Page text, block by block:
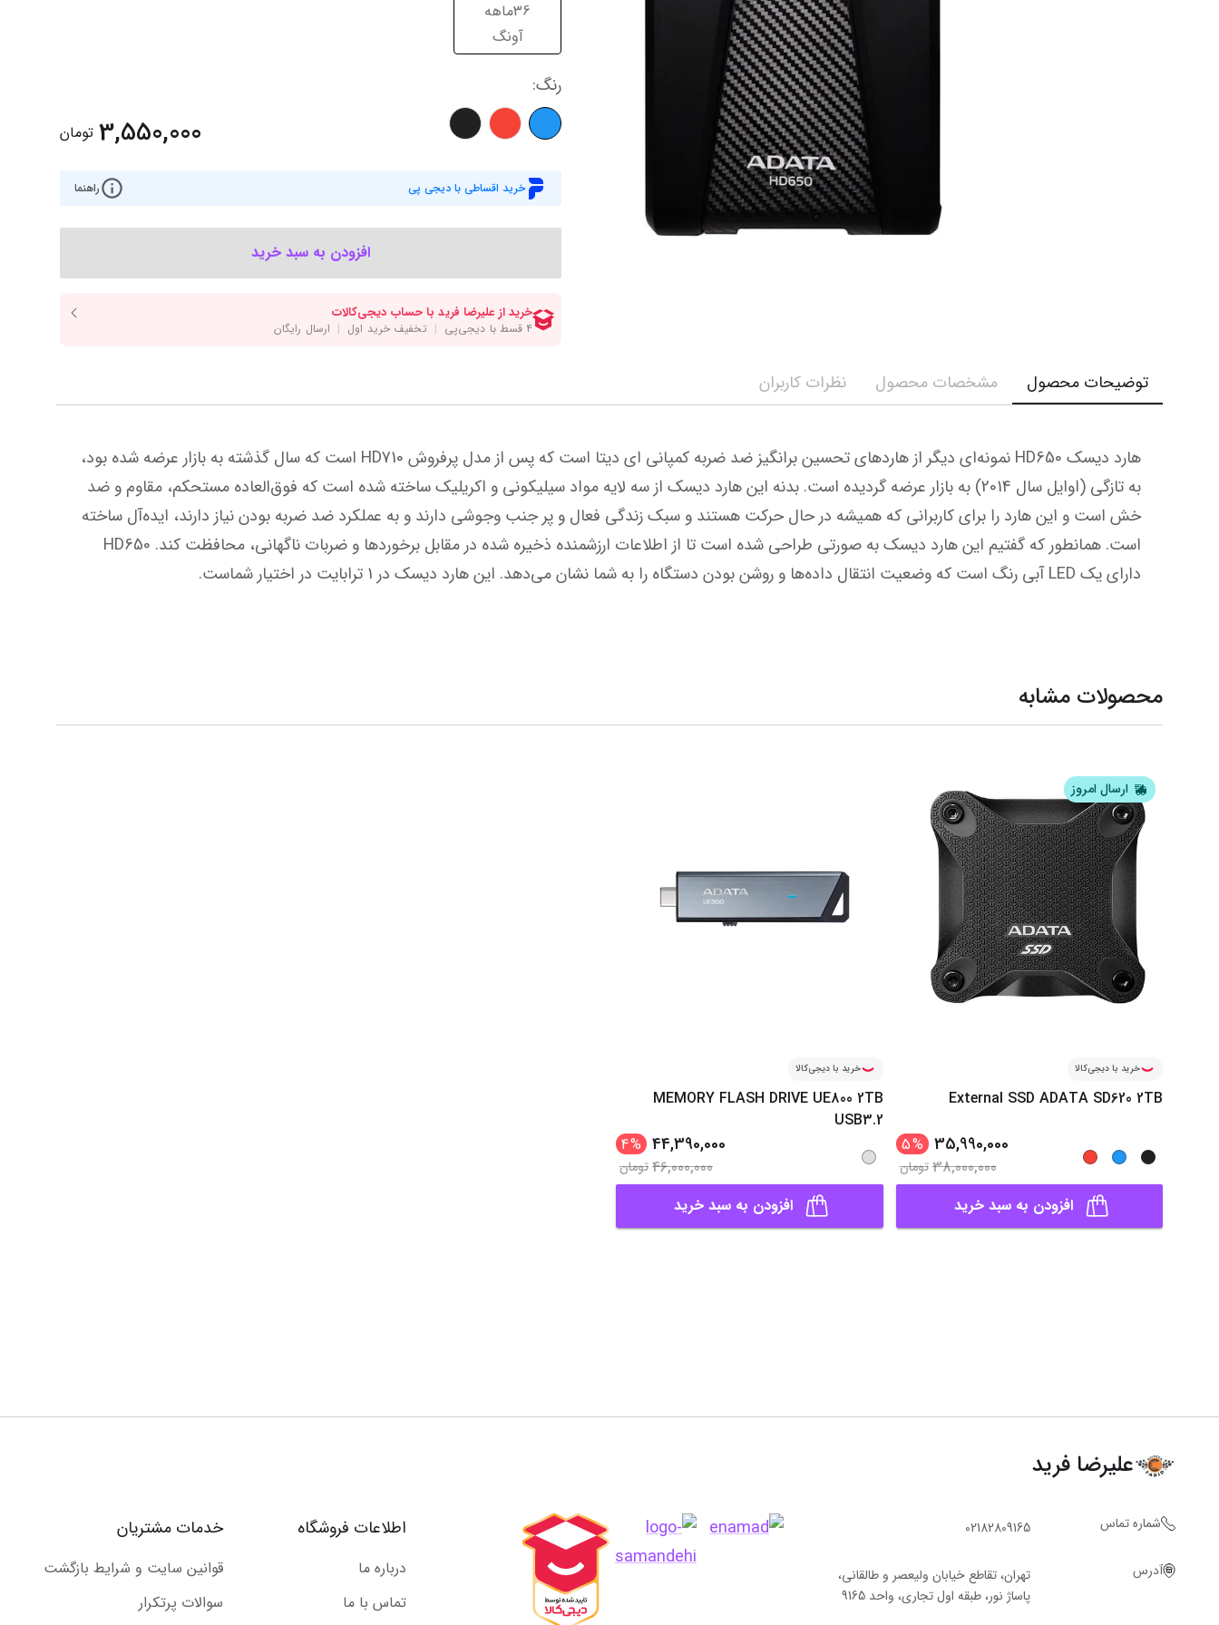
کول پد
کابل‌ها
مادربرد
36ماهه
آونگ
رنگ:
3,550,000 تومان
خرید اقساطی با دیجی پی راهنما
افزودن به سبد خرید
توضیحات محصول مشخصات محصول نظرات کاربران
دارای یک LED آبی رنگ است که وضعیت انتقال داده‌ها و روشن بودن دستگاه را به شما نشان می‌دهد. این هارد دیسک در 1 ترابایت در اختیار شماست.
محصولات مشابه
ارسال امروز
خرید با دیجی‌کالا
External SSD ADATA SD620 2TB
35,990,000
%
5
38,000,000تومان
افزودن به سبد خرید
خرید با دیجی‌کالا
MEMORY FLASH DRIVE UE800 2TB
USB3.2
44,390,000
%
4
46,000,000تومان
افزودن به سبد خرید
علیرضا فرید
شماره تماس 02182809165
آدرس
تهران، تقاطع خیابان ولیعصر و طالقانی،
پاساژ نور، طبقه اول تجاری، واحد 9165
اطلاعات فروشگاه
درباره ما
تماس با ما
خدمات مشتریان
قوانین سایت و شرایط بازگشت
سوالات پرتکرار